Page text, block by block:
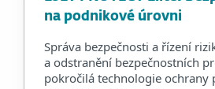
na podnikové úrovni
Správa bezpečnosti a řízení
a odstranění bezpečnostních
pokročilá technologie ochrany